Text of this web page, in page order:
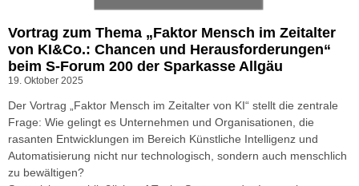
Vortrag zum Thema „Faktor Mensch im Zeitalter
von KI&Co.: Chancen und Herausforderungen“
beim S-Forum 200 der Sparkasse Allgäu
19. Oktober 2025
Der Vortrag „Faktor Mensch im Zeitalter von KI“ stellt die zentrale
Frage: Wie gelingt es Unternehmen und Organisationen, die
rasanten Entwicklungen im Bereich Künstliche Intelligenz und
Automatisierung nicht nur technologisch, sondern auch menschlich
zu bewältigen?